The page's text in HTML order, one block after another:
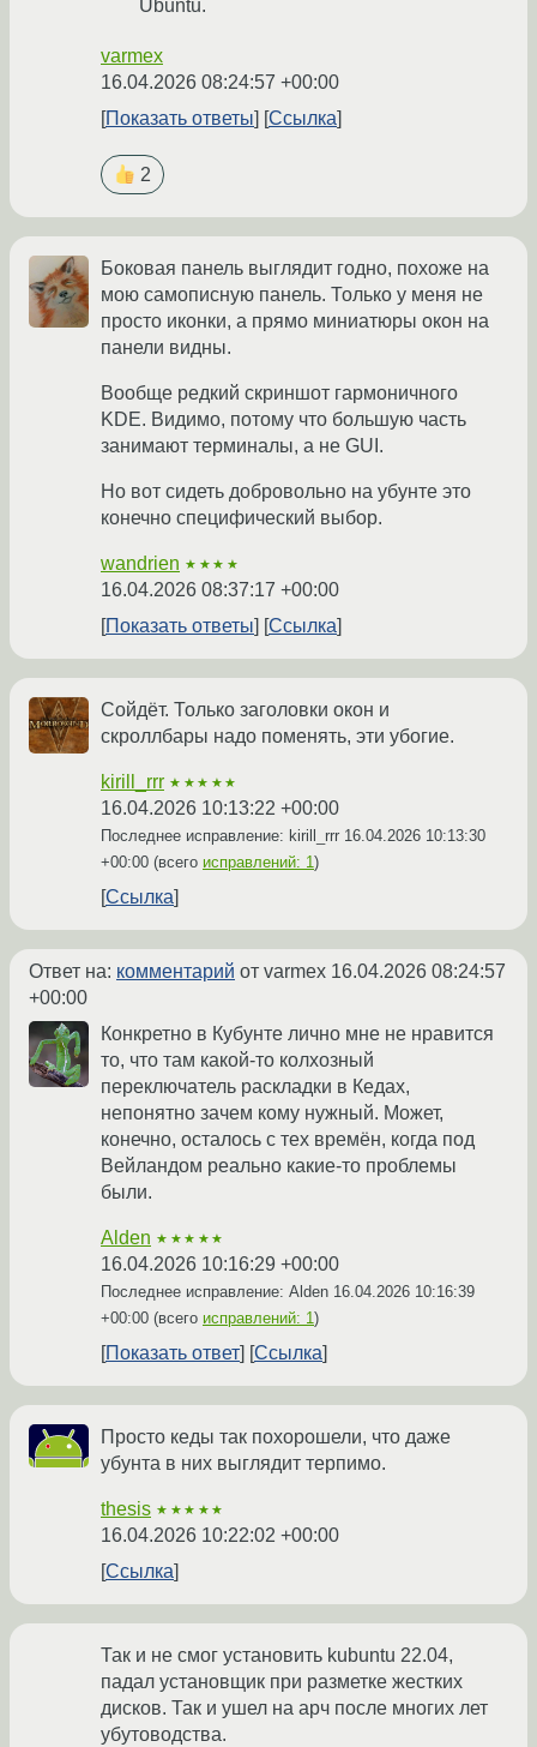
Ubuntu.
varmex
16.04.2026 08:24:57 +00:00
Показать ответы
Ссылка
2
Боковая панель выглядит годно, похоже на
мою самописную панель. Только у меня не
просто иконки, а прямо миниатюры окон на
панели видны.
Вообще редкий скриншот гармоничного
KDE. Видимо, потому что большую часть
занимают терминалы, а не GUI.
Но вот сидеть добровольно на убунте это
конечно специфический выбор.
wandrien ★★★★
16.04.2026 08:37:17 +00:00
Показать ответы
Ссылка
Сойдёт. Только заголовки окон и
скроллбары надо поменять, эти убогие.
kirill_rrr ★★★★★
16.04.2026 10:13:22 +00:00
Последнее исправление: kirill_rrr 16.04.2026 10:13:30
+00:00 (всего исправлений: 1)
Ссылка
Ответ на: комментарий от varmex 16.04.2026 08:24:57
+00:00
Конкретно в Кубунте лично мне не нравится
то, что там какой-то колхозный
переключатель раскладки в Кедах,
непонятно зачем кому нужный. Может,
конечно, осталось с тех времён, когда под
Вейландом реально какие-то проблемы
были.
Alden ★★★★★
16.04.2026 10:16:29 +00:00
Последнее исправление: Alden 16.04.2026 10:16:39
+00:00 (всего исправлений: 1)
Показать ответ Ссылка
Просто кеды так похорошели, что даже
убунта в них выглядит терпимо.
thesis ★★★★★
16.04.2026 10:22:02 +00:00
Ссылка
Так и не смог установить kubuntu 22.04,
падал установщик при разметке жестких
дисков. Так и ушел на арч после многих лет
убутоводства.